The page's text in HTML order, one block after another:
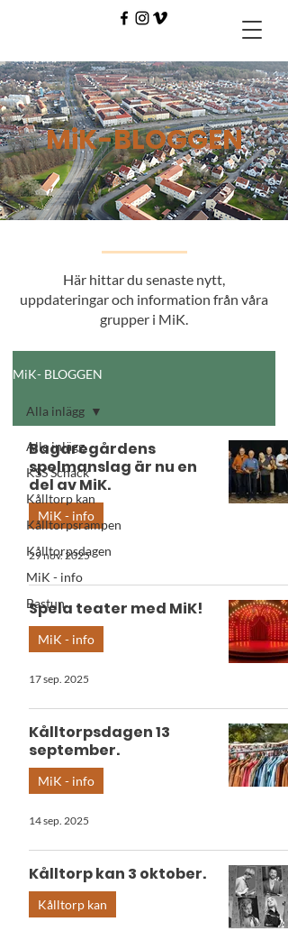
MiK-BLOGGEN
Här hittar du senaste nytt,
uppdateringar och information från våra
grupper i MiK.
MiK- BLOGGEN
Alla inlägg
KSS Schack
Kålltorp kan
Kålltorpsrampen
Kålltorpsdagen
MiK - info
Bastun
Alla inlägg
Bagaregårdens
spelmanslag är nu en
del av MiK.
MiK - info
29 nov. 2025
Spela teater med MiK!
MiK - info
17 sep. 2025
Kålltorpsdagen 13
september.
MiK - info
14 sep. 2025
Kålltorp kan 3 oktober.
Kålltorp kan